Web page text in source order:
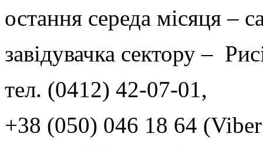
остання середа місяця –
завідувачка сектору –
тел. (0412) 42-07-01,
+38 (050) 046 18 64